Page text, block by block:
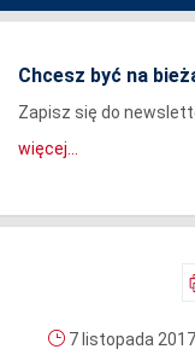
Chcesz być na
Zapisz się do
więcej...
7 listopada